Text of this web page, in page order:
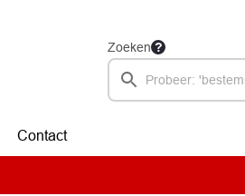
Zoeken
Contact